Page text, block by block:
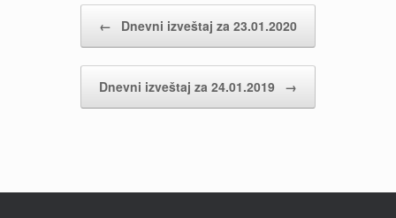
← Dnevni izveštaj za 23.01.2020
Dnevni izveštaj za 24.01.2019 →